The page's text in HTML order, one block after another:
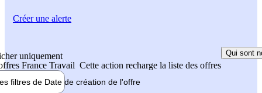
uniquement
France Travail Cette action recharge la liste des offres
Qui sont
filtres de Date de création de l'offre
Créer une alerte